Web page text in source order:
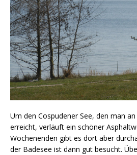
Um den Cospudener See, den man
erreicht, verläuft ein schöner
Wochenenden gibt es dort aber
der Badesee ist dann gut besucht.